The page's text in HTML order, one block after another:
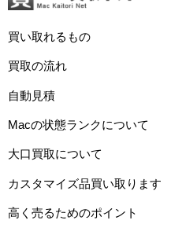
買い取れるもの
買取の流れ
自動見積
Macの状態ランクについて
大口買取について
カスタマイズ品買い取ります
高く売るためのポイント